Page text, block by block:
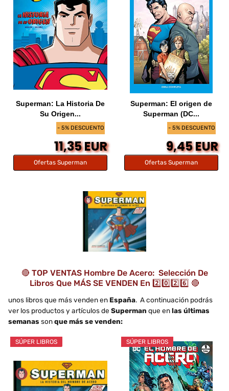
- 5% DESCUENTO
Superman: La Historia De
Su Origen...
11,35 EUR
Ofertas Superman
- 5% DESCUENTO
Superman: El origen de
Superman (DC...
9,45 EUR
Ofertas Superman
🔴 TOP VENTAS Hombre De Acero: Selección De
Libros Que MÁS SE VENDEN En 2️⃣0️⃣2️⃣6️⃣ 🔴
unos libros que más venden en España. A continuación podrás
ver los productos y artículos de Superman que enlas últimas
semanas sonque más se venden:
SÚPER LIBROS SÚPER LIBROS